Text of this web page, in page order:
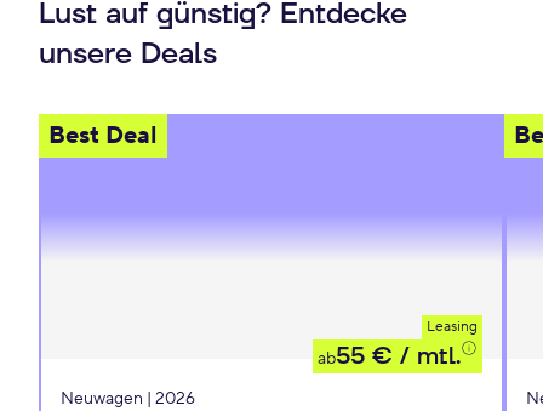
Lust auf günstig? Entdecke
unsere Deals
Best Deal
Leasing
ab55 € / mtl.
Neuwagen | 2026